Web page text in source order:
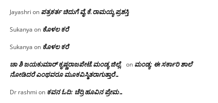
Jayashri on ಪತ್ರಕರ್ತ ಚಿದುಗೆ ವೈ.ಕೆ.ರಾಮಯ್ಯ ಪ್ರಶಸ್ತಿ
Sukanya on ಕೊಳಲ ಕರೆ
Sukanya on ಕೊಳಲ ಕರೆ
ಚಾ ಶಿ ಜಯಕುಮಾರ್ ಕೃಷ್ಣರಾಜಪೇಟೆ.ಮಂಡ್ಯ ಜಿಲ್ಲೆ. on ಮಂಡ್ಯ: ಈ ಸರ್ಕಾರಿ ಶಾಲೆ
ನೋಡಿದರೆ ಎಂಥವರೂ ಮೂಕವಿಸ್ಮಿತರಾಗುತ್ತಾರೆ…
Dr rashmi on ಕವನ ಓದಿ: ಚೆರ್ರಿ ಹೂವಿನ ಪ್ರೇಮ…